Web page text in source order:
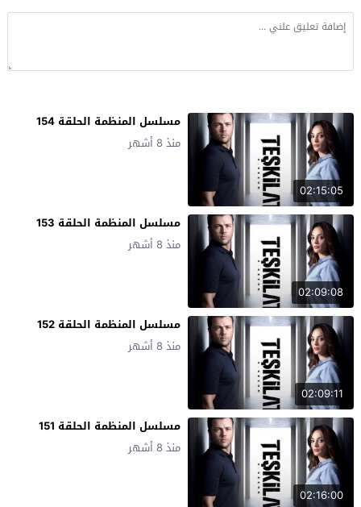
02:15:05
مسلسل المنظمة الحلقة 154
منذ 8 أشهر
02:09:08
مسلسل المنظمة الحلقة 153
منذ 8 أشهر
02:09:11
مسلسل المنظمة الحلقة 152
منذ 8 أشهر
02:16:00
مسلسل المنظمة الحلقة 151
منذ 8 أشهر